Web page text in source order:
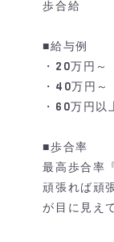
歩合給
■給与例
・20万円～
・40万円～
・60万円以
■歩合率
最高歩合率
頑張れば頑
が目に見え